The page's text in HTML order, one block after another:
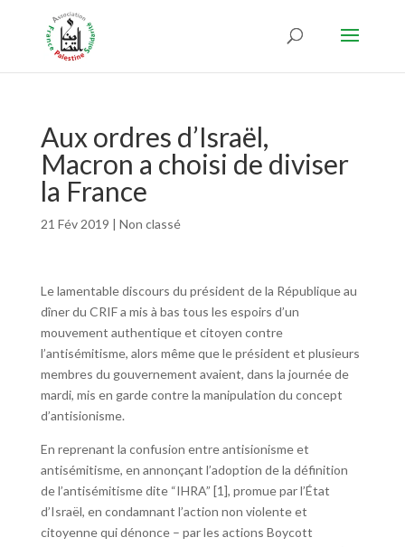
Aux ordres d’Israël,
Macron a choisi de diviser
la France
21 Fév 2019 | Non classé
Le lamentable discours du président de la République au
dîner du CRIF a mis à bas tous les espoirs d’un
mouvement authentique et citoyen contre
l’antisémitisme, alors même que le président et plusieurs
membres du gouvernement avaient, dans la journée de
mardi, mis en garde contre la manipulation du concept
d’antisionisme.
En reprenant la confusion entre antisionisme et
antisémitisme, en annonçant l’adoption de la définition
de l’antisémitisme dite “IHRA” [1], promue par l’État
d’Israël, en condamnant l’action non violente et
citoyenne qui dénonce – par les actions Boycott